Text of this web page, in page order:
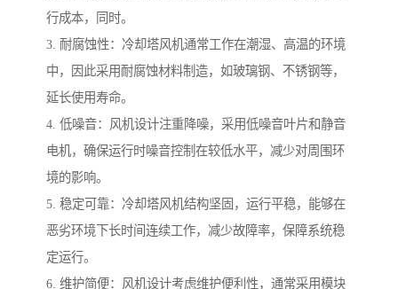
行成本，同时。
3. 耐腐蚀性：冷却塔风机通常工作在潮湿、高温的环境
中，因此采用耐腐蚀材料制造，如玻璃钢、不锈钢等，
延长使用寿命。
4. 低噪音：风机设计注重降噪，采用低噪音叶片和静音
电机，确保运行时噪音控制在较低水平，减少对周围环
境的影响。
5. 稳定可靠：冷却塔风机结构坚固，运行平稳，能够在
恶劣环境下长时间连续工作，减少故障率，保障系统稳
定运行。
6. 维护简便：风机设计考虑维护便利性，通常采用模块